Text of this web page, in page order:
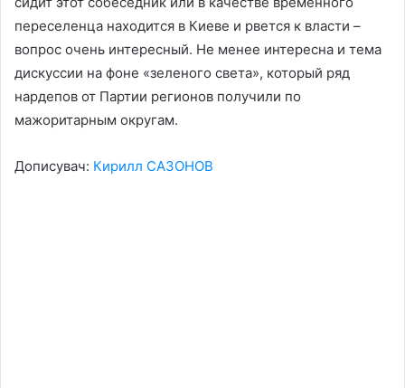
переселенца находится в Киеве и рвется к власти –
вопрос очень интересный. Не менее интересна и тема
дискуссии на фоне «зеленого света», который ряд
нардепов от Партии регионов получили по
мажоритарным округам.
Дописувач: Кирилл САЗОНОВ